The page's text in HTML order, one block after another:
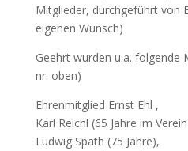
Mitglieder, durchgeführt von
eigenen Wunsch)
Geehrt wurden u.a. folgende
nr. oben)
Ehrenmitglied Ernst Ehl ,
Karl Reichl (65 Jahre im
Ludwig Späth (75 Jahre),